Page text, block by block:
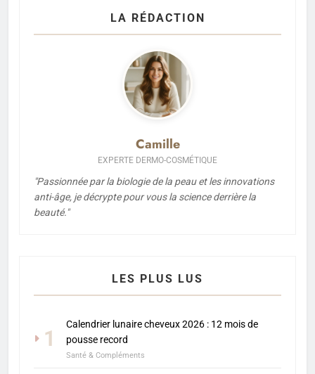
LA RÉDACTION
Camille
EXPERTE DERMO-COSMÉTIQUE
"Passionnée par la biologie de la peau et les innovations
anti-âge, je décrypte pour vous la science derrière la
beauté."
LES PLUS LUS
1
Calendrier lunaire cheveux 2026 : 12 mois de
pousse record
Santé & Compléments